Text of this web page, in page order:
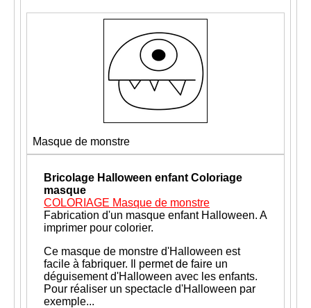
Masque de monstre
Bricolage Halloween enfant Coloriage
masque
COLORIAGE Masque de monstre
Fabrication d'un masque enfant Halloween. A
imprimer pour colorier.
Ce masque de monstre d'Halloween est
facile à fabriquer. Il permet de faire un
déguisement d'Halloween avec les enfants.
Pour réaliser un spectacle d'Halloween par
exemple...